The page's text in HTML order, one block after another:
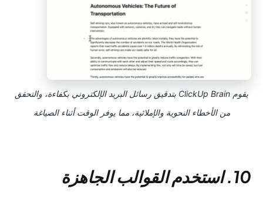
يقوم ClickUp Brain بتدقيق رسائل البريد الإلكتروني بكفاءة، والتحقق
من الأخطاء النحوية والإملائية، مما يوفر الوقت أثناء الصياغة
10. استخدم القوالب الجاهزة